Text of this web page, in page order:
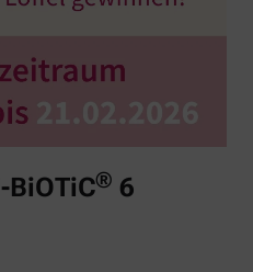
BiOTiC® 6